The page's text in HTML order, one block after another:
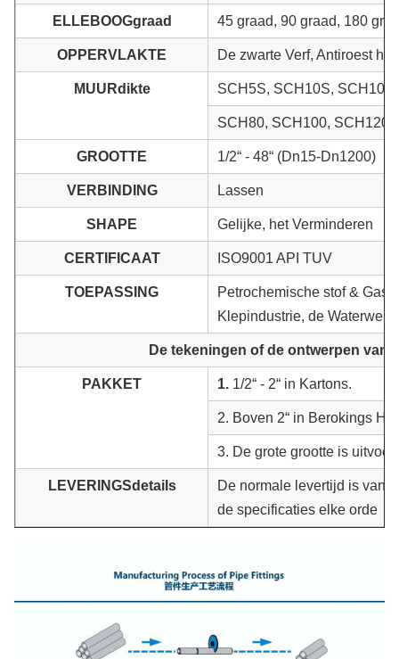
ELLEBOOGgraad 45 graad, 90 graad, 180
OPPERVLAKTE De zwarte Verf, Antiroest
MUURdikte SCH5S, SCH10S, SCH10,
SCH80, SCH100, SCH120,
GROOTTE 1/2“ - 48“ (Dn15-Dn1200)
VERBINDING Lassen
SHAPE Gelijke, het Verminderen
CERTIFICAAT ISO9001 API TUV
TOEPASSING
Petrochemische stof & Gas
Klepindustrie, de
De tekeningen of de ontwerpen van
PAKKET 1. 1/2“ - 2“ in Kartons.
2. Boven 2“ in Berokings
3. De grote grootte is
LEVERINGSdetails
De normale levertijd is van
de specificaties elke orde